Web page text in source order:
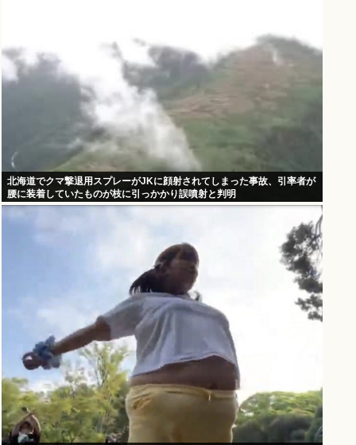
北海道でクマ撃退用スプレーがJKに顔射されてしまった事故、引率者が
腰に装着していたものが枝に引っかかり誤噴射と判明